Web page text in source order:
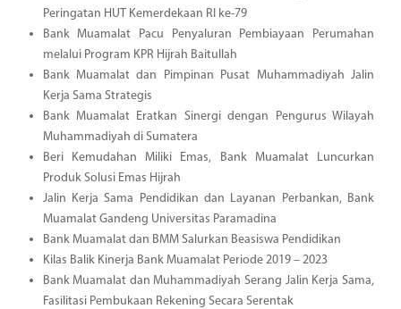
Peringatan HUT Kemerdekaan RI ke-79
Bank Muamalat Pacu Penyaluran Pembiayaan Perumahan
melalui Program KPR Hijrah Baitullah
Bank Muamalat dan Pimpinan Pusat Muhammadiyah Jalin
Kerja Sama Strategis
Bank Muamalat Eratkan Sinergi dengan Pengurus Wilayah
Muhammadiyah di Sumatera
Beri Kemudahan Miliki Emas, Bank Muamalat Luncurkan
Produk Solusi Emas Hijrah
Jalin Kerja Sama Pendidikan dan Layanan Perbankan, Bank
Muamalat Gandeng Universitas Paramadina
Bank Muamalat dan BMM Salurkan Beasiswa Pendidikan
Kilas Balik Kinerja Bank Muamalat Periode 2019 – 2023
Bank Muamalat dan Muhammadiyah Serang Jalin Kerja Sama,
Fasilitasi Pembukaan Rekening Secara Serentak